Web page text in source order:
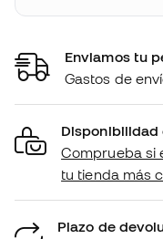
Enviamos tu
Gastos de
Disponibilidad
Comprueba si
tu tienda más
Plazo de